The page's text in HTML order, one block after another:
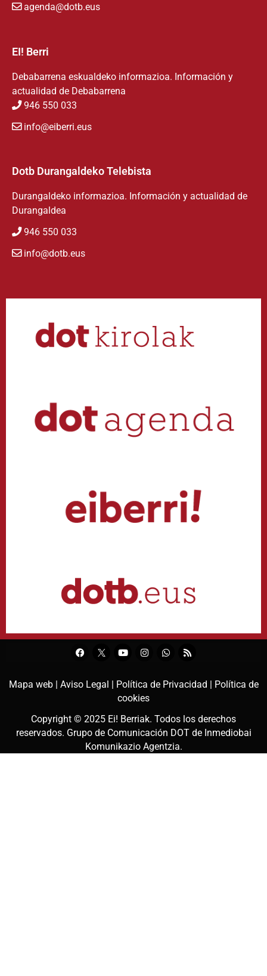
agenda@dotb.eus
EI! Berri
Debabarrena eskualdeko informazioa. Información y
actualidad de Debabarrena
946 550 033
info@eiberri.eus
Dotb Durangaldeko Telebista
Durangaldeko informazioa. Información y actualidad de
Durangaldea
946 550 033
info@dotb.eus
Mapa web | Aviso Legal | Política de Privacidad |
Política de
cookies
Copyright © 2025 Ei! Berriak. Todos los derechos
reservados. Grupo de Comunicación DOT de Inmediobai
Komunikazio Agentzia.